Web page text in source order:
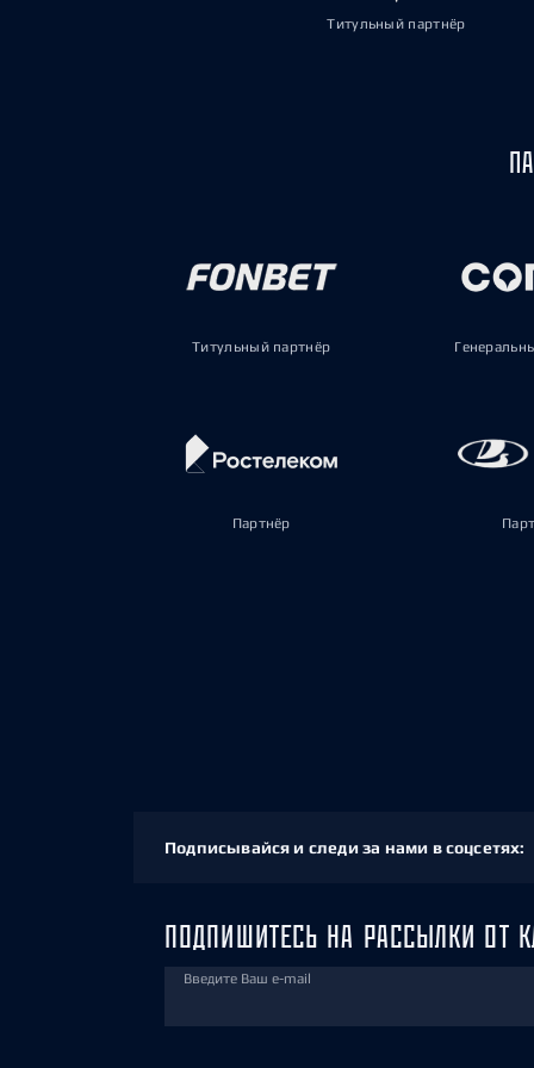
Титульный партнёр
Титульный партнёр
Партнёр
Подписывайся и следи за нами в соцсетях:
ПОДПИШИТЕСЬ НА РАССЫЛКИ ОТ
Введите Ваш e-mail